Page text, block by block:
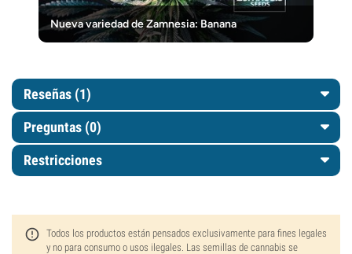
Nueva variedad de Zamnesia: Banana
Reseñas (1)
Preguntas (0)
Restricciones
Todos los productos están pensados exclusivamente para fines legales
y no para consumo o usos ilegales. Las semillas de cannabis se